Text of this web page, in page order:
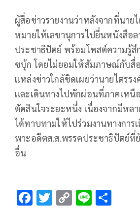
ผู้สื่อข่าวรายงานว่าหลังจากที่นาย
หมายให้เลขานุการไปยื่นหนังสือ
ประชาธิปัตย์ พร้อมโพสต์ความรู้สึ
ซบุ้ก โดยไม่ยอมให้สัมภาษณ์กับสื่
แหล่งข่าวใกล้ชิดเผยว่านายไตรร
และเดินทางไปพักผ่อนที่ภาคเหนือ
ตัดสินใจระยะหนึ่ง เนื่องจากมีหลา
ได้ทาบทามให้ไปร่วมงานทางการเ
พาะอดีตส.ส.พรรคประชาธิปัตย์ที่
อื่น
F T C Li